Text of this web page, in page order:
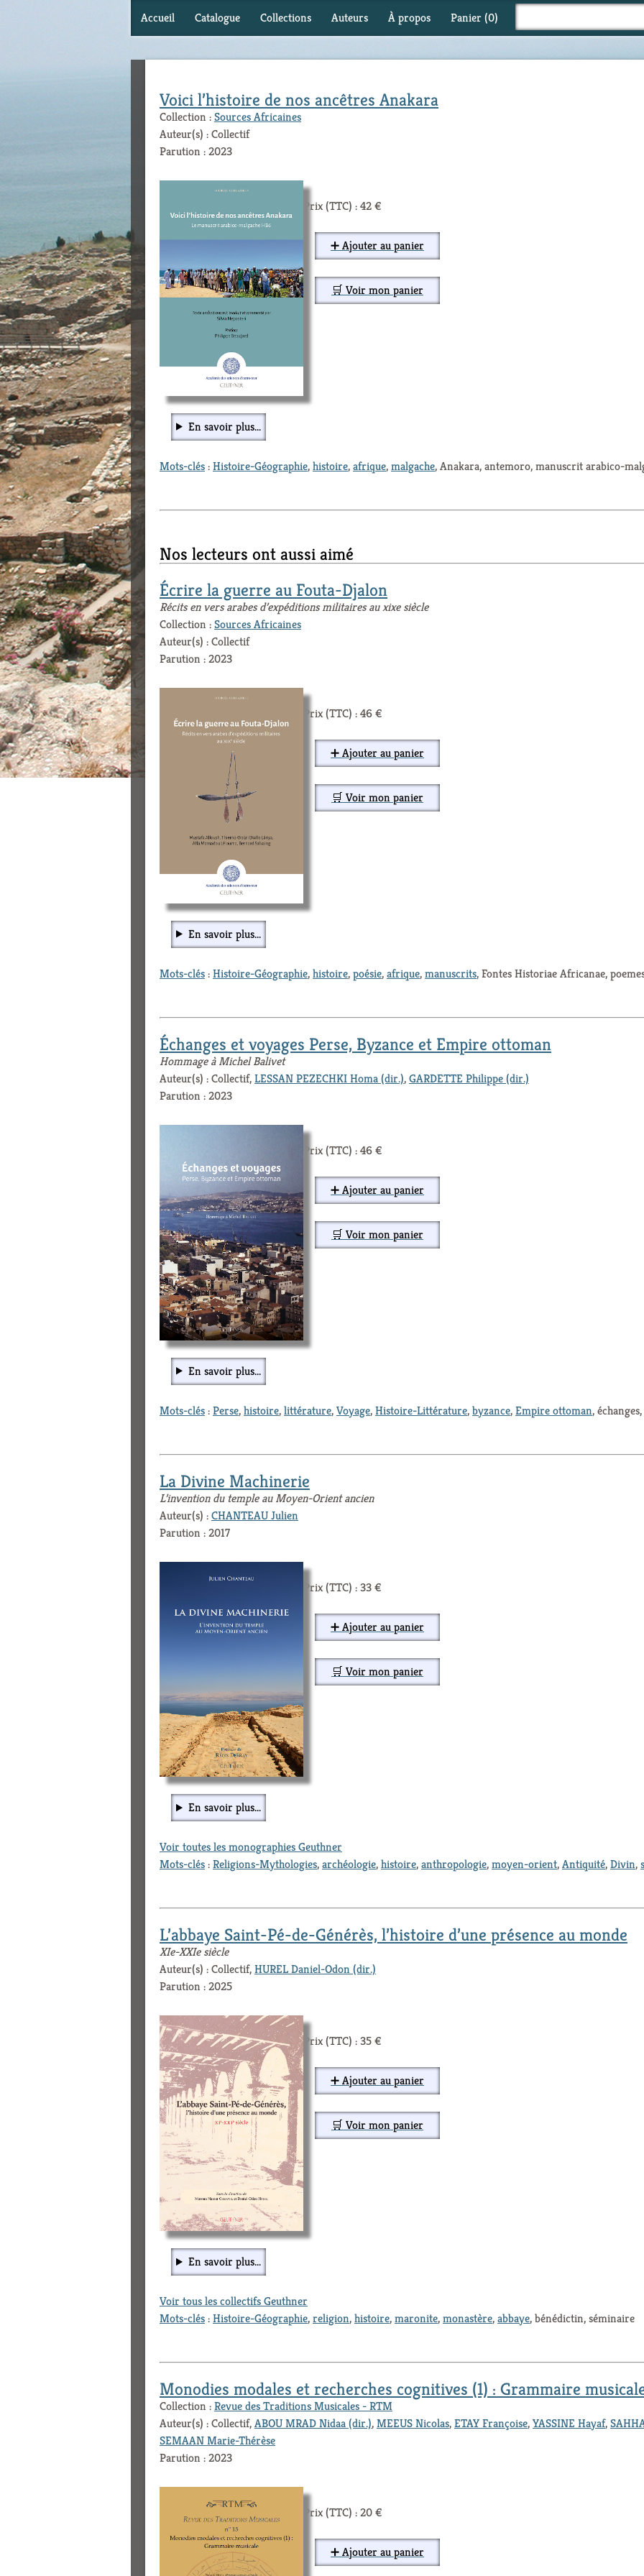
Accueil Catalogue Collections Auteurs À propos Panier (0)
Voici l’histoire de nos ancêtres Anakara
Collection :Sources Africaines
Auteur(s) : Collectif
Parution : 2023
Prix (TTC) : 42 €
➕ Ajouter au panier
🛒 Voir mon panier
En savoir plus...
Mots-clés:Histoire-Géographie,histoire,afrique,malgache, Anakara, antemoro, manuscrit arabico-
Nos lecteurs ont aussi aimé
Écrire la guerre au Fouta-Djalon
Récits en vers arabes d’expéditions militaires au xixe siècle
Collection :Sources Africaines
Auteur(s) : Collectif
Parution : 2023
Prix (TTC) : 46 €
➕ Ajouter au panier
🛒 Voir mon panier
En savoir plus...
Mots-clés:Histoire-Géographie,histoire,poésie,afrique,manuscrits, Fontes Historiae Africanae,
Échanges et voyages Perse, Byzance et Empire ottoman
Hommage à Michel Balivet
Auteur(s) : Collectif,LESSAN PEZECHKI Homa (dir.),GARDETTE Philippe (dir.)
Parution : 2023
Prix (TTC) : 46 €
➕ Ajouter au panier
🛒 Voir mon panier
En savoir plus...
Mots-clés:Perse,histoire,littérature,Voyage,Histoire-Littérature,byzance,Empire ottoman,
La Divine Machinerie
L’invention du temple au Moyen-Orient ancien
Auteur(s) :CHANTEAU Julien
Parution : 2017
Prix (TTC) : 33 €
➕ Ajouter au panier
🛒 Voir mon panier
En savoir plus...
Voir toutes les monographies Geuthner
Mots-clés:Religions-Mythologies,archéologie,histoire,anthropologie,moyen-orient,Antiquité,Divin,
L’abbaye Saint-Pé-de-Générès, l’histoire d’une présence au monde
XIe-XXIe siècle
Auteur(s) : Collectif,HUREL Daniel-Odon (dir.)
Parution : 2025
Prix (TTC) : 35 €
➕ Ajouter au panier
🛒 Voir mon panier
En savoir plus...
Voir tous les collectifs Geuthner
Mots-clés:Histoire-Géographie,religion,histoire,maronite,monastère,abbaye, bénédictin, séminaire
Monodies modales et recherches cognitives (1) : Grammaire
Collection :Revue des Traditions Musicales - RTM
Auteur(s) : Collectif,ABOU MRAD Nidaa (dir.),MEEUS Nicolas,ETAY Françoise,YASSINE Hayaf,
SEMAAN Marie-Thérèse
Parution : 2023
Prix (TTC) : 20 €
➕ Ajouter au panier